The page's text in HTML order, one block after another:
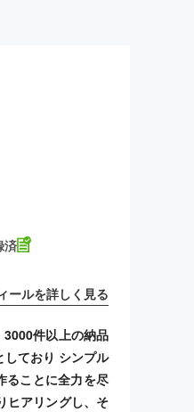
済
ールを詳しく見る
件以上の納品
しており シンプル
ることに全力を尽
ヒアリングし、そ